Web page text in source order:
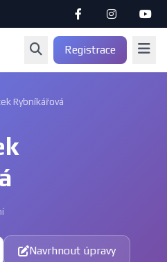
Registrace
Rybníkářová
Navrhnout úpravy